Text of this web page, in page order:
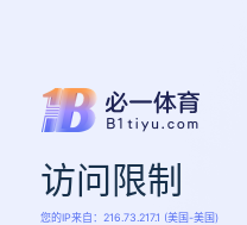
访问限制
您的IP来自： 216.73.217.1 (美国-美国)